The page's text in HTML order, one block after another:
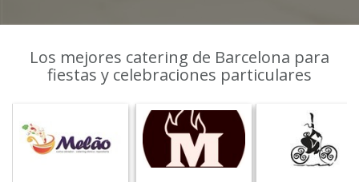
Los mejores catering de Barcelona para
fiestas y celebraciones particulares